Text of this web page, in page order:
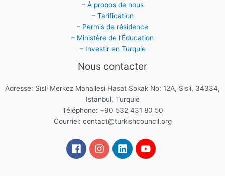
– À propos de nous
– Tarification
– Permis de résidence
– Ministère de l’Éducation
– Investir en Turquie
Nous contacter
Adresse: Sisli Merkez Mahallesi Hasat Sokak No: 12A, Sisli, 34334,
Istanbul, Turquie
Téléphone: +90 532 431 80 50
Courriel: contact@turkishcouncil.org